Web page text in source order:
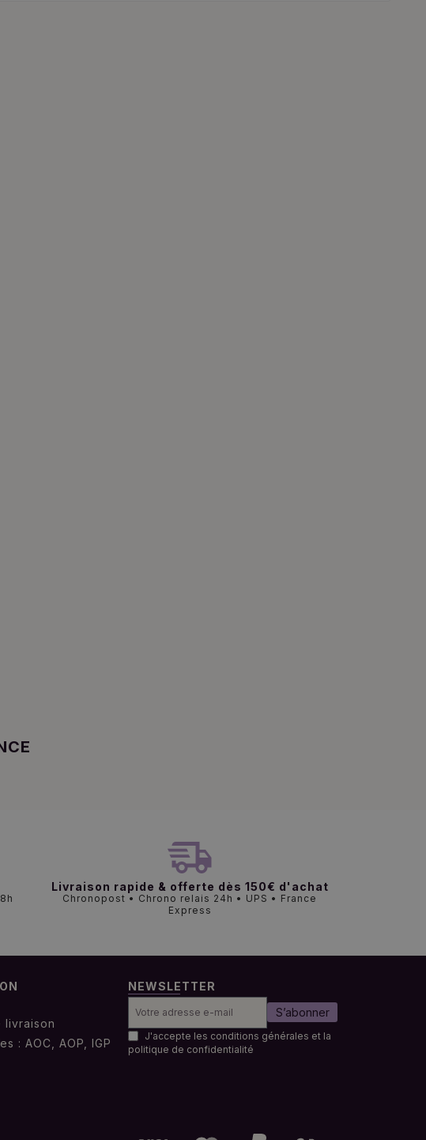
Livraison rapide & offerte dès 150€ d'achat
Chronopost • Chrono relais 24h • UPS • France
Express
livraison
: AOC, AOP, IGP
NEWSLETTER
S’abonner
J'accepte les conditions générales et la
politique de confidentialité